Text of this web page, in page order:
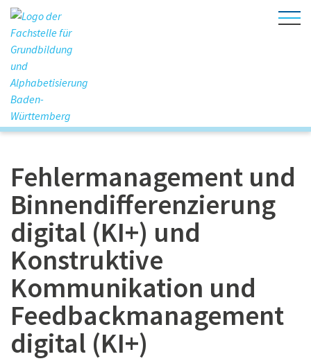
Fehlermanagement und
Binnendifferenzierung
digital (KI+) und
Konstruktive
Kommunikation und
Feedbackmanagement
digital (KI+)